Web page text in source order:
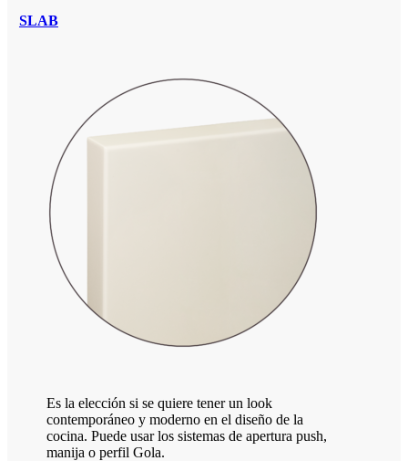
SLAB
Es la elección si se quiere tener un look
contemporáneo y moderno en el diseño de la
cocina. Puede usar los sistemas de apertura push,
manija o perfil Gola.